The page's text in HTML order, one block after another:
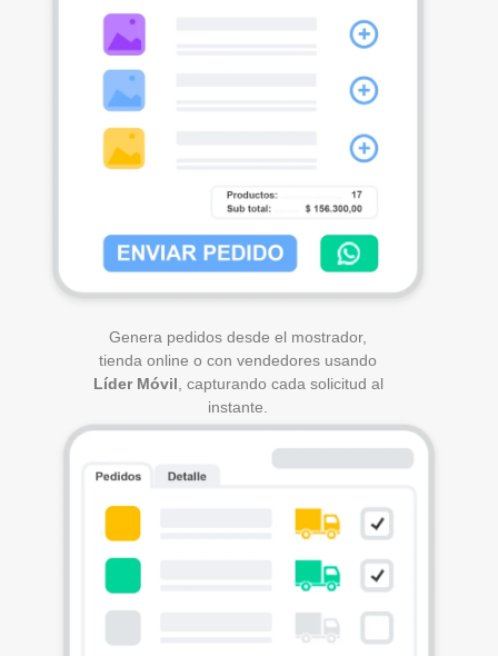
Genera pedidos desde el mostrador,
tienda online o con vendedores usando
Líder Móvil, capturando cada solicitud al
instante.